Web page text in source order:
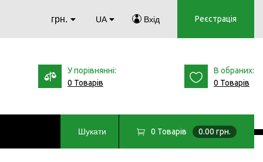
грн. UA Вхід Реєстрація
У порівнянні:
0 Товарів
В обраних:
0 Товарів
Шукати 0 Товарів 0.00 грн.